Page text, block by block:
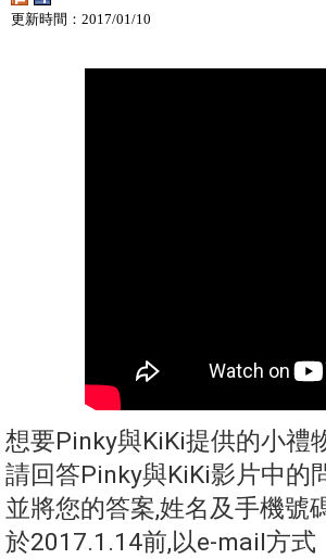
更新時間：2017/01/10
想要Pinky與KiKi提供的小禮
請回答Pinky與KiKi影片中的
並將您的答案,姓名及手機號
於2017.1.14前,以e-mail方式